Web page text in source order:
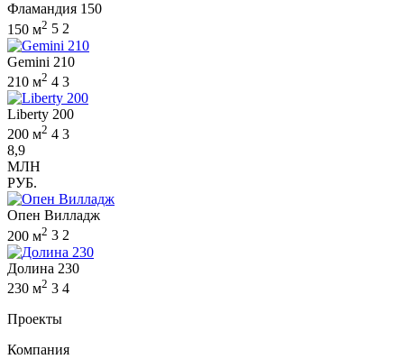
Фламандия 150
150 м2 5 2
Gemini 210
210 м2 4 3
Liberty 200
200 м2 4 3
8,9
МЛН
РУБ.
Опен Вилладж
200 м2 3 2
Долина 230
230 м2 3 4
Проекты
Компания